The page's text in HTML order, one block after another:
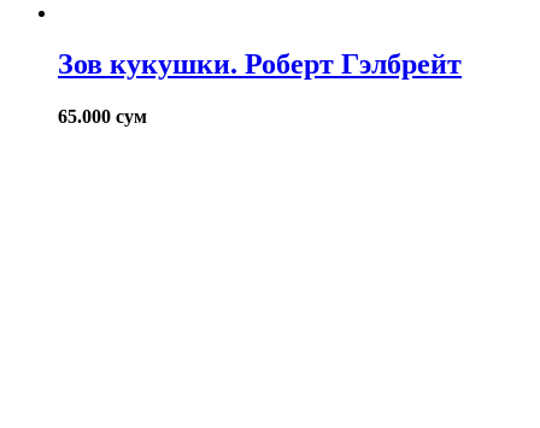
Зов кукушки. Роберт Гэлбрейт
65.000 сум